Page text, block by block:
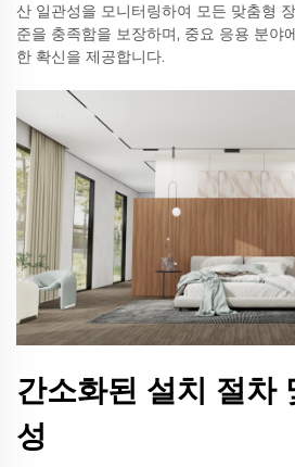
산 일관성을 모니터링하여 모든 맞춤형
준을 충족함을 보장하며, 중요 응용 분야
한 확신을 제공합니다.
간소화된 설치 절차
성